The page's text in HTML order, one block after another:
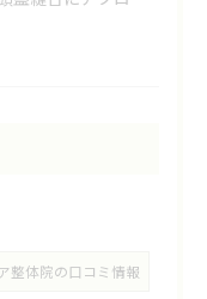
整体院の口コミ情報